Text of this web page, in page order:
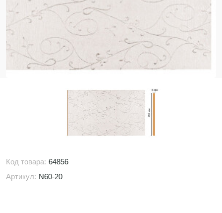
Код товара: 64856
Артикул: N60-20